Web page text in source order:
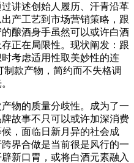
讲述创始人履历、汗青沿革
产工艺到市场营销策略，跟
酿酒身手虽然可以或许白酒
正在局限性。现状阐发：跟
考虑适用性取美妙性的连
款产物，简约而不失格调
的质量分歧性。成为了一
故事不只可以或许加深消费
，面临日新月异的社会成
界合做是当前很是风行的一
新口胃，或将白酒元素融入